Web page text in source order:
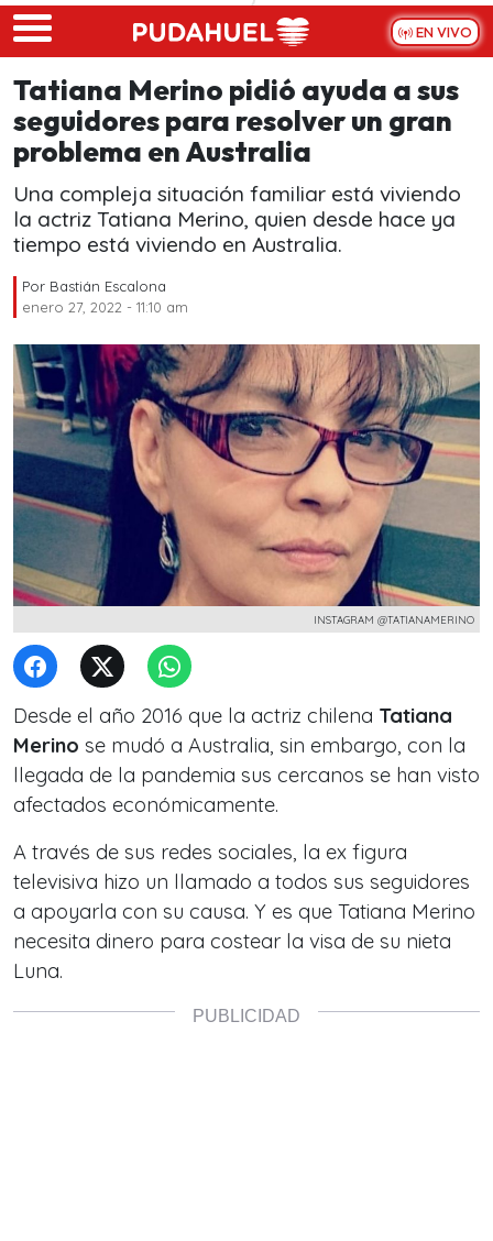
Skip to main content
EN VIVO
Tatiana Merino pidió ayuda a sus
seguidores para resolver un gran
problema en Australia
Una compleja situación familiar está viviendo
la actriz Tatiana Merino, quien desde hace ya
tiempo está viviendo en Australia.
Por Bastián Escalona
enero 27, 2022 - 11:10 am
INSTAGRAM @TATIANAMERINO
Desde el año 2016 que la actriz chilena Tatiana
Merino se mudó a Australia, sin embargo, con la
llegada de la pandemia sus cercanos se han visto
afectados económicamente.
A través de sus redes sociales, la ex figura
televisiva hizo un llamado a todos sus seguidores
a apoyarla con su causa. Y es que Tatiana Merino
necesita dinero para costear la visa de su nieta
Luna.